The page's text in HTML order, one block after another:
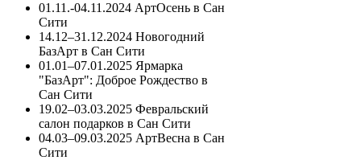
01.11.-04.11.2024 АртОсень в Сан
Сити
14.12–31.12.2024 Новогодний
БазАрт в Сан Сити
01.01–07.01.2025 Ярмарка
"БазАрт": Доброе Рождество в
Сан Сити
19.02–03.03.2025 Февральский
салон подарков в Сан Сити
04.03–09.03.2025 АртВесна в Сан
Сити